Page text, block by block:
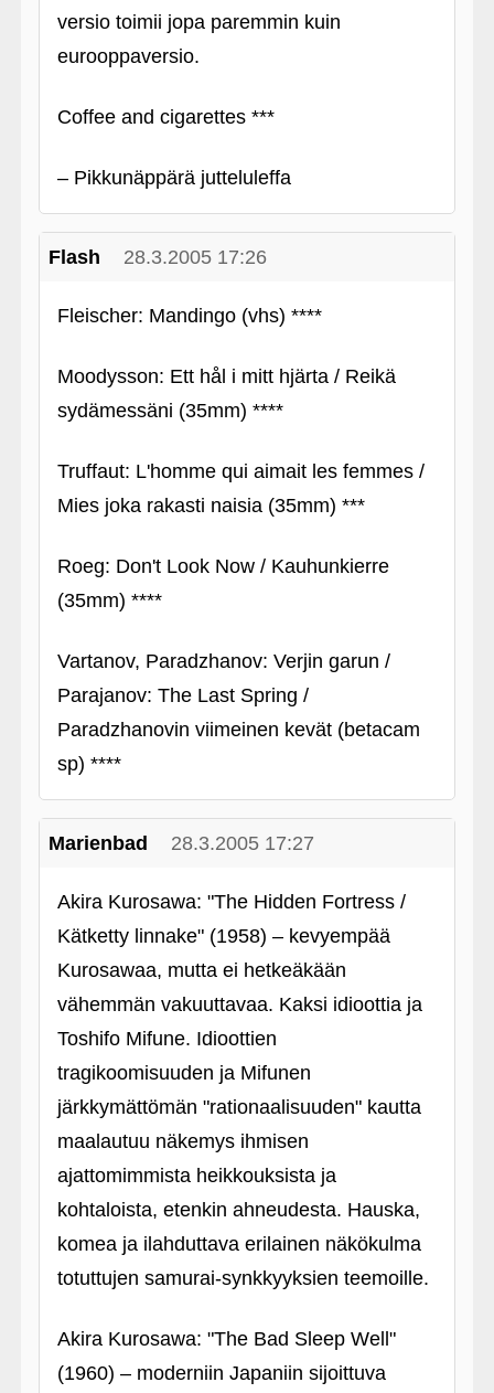
versio toimii jopa paremmin kuin
eurooppaversio.
Coffee and cigarettes ***
– Pikkunäppärä jutteluleffa
Flash 28.3.2005 17:26
Fleischer: Mandingo (vhs) ****
Moodysson: Ett hål i mitt hjärta / Reikä
sydämessäni (35mm) ****
Truffaut: L'homme qui aimait les femmes /
Mies joka rakasti naisia (35mm) ***
Roeg: Don't Look Now / Kauhunkierre
(35mm) ****
Vartanov, Paradzhanov: Verjin garun /
Parajanov: The Last Spring /
Paradzhanovin viimeinen kevät (betacam
sp) ****
Marienbad 28.3.2005 17:27
Akira Kurosawa: "The Hidden Fortress /
Kätketty linnake" (1958) – kevyempää
Kurosawaa, mutta ei hetkeäkään
vähemmän vakuuttavaa. Kaksi idioottia ja
Toshifo Mifune. Idioottien
tragikoomisuuden ja Mifunen
järkkymättömän "rationaalisuuden" kautta
maalautuu näkemys ihmisen
ajattomimmista heikkouksista ja
kohtaloista, etenkin ahneudesta. Hauska,
komea ja ilahduttava erilainen näkökulma
totuttujen samurai-synkkyyksien teemoille.
Akira Kurosawa: "The Bad Sleep Well"
(1960) – moderniin Japaniin sijoittuva